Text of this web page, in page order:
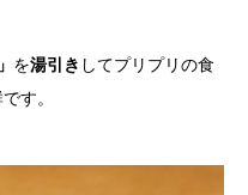
を湯引き してプリプリの食
す。